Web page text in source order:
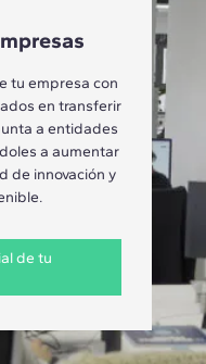
tu empresa con
en transferir
a entidades
a aumentar
de innovación y
de tu